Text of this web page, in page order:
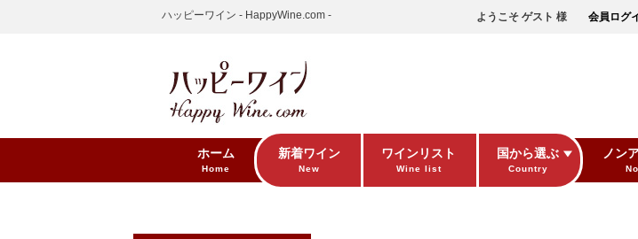
ハッピーワイン - HappyWine.com - ようこそ ゲスト 様 会員ログ
ホーム
Home
新着ワイン
New
ワインリスト
Wine list
国から選ぶ
Country
ノン